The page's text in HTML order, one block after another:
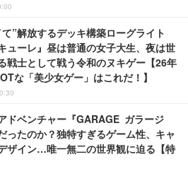
”解放するデッキ構築ローグライト
ューレ』昼は普通の女子大生、夜は世
戦士として戦う令和のヌキゲー【26年
な「美少女ゲー」はこれだ！】
ドベンチャー『GARAGE ガラージ
ったのか？独特すぎるゲーム性、キャ
ザイン…唯一無二の世界観に迫る【特